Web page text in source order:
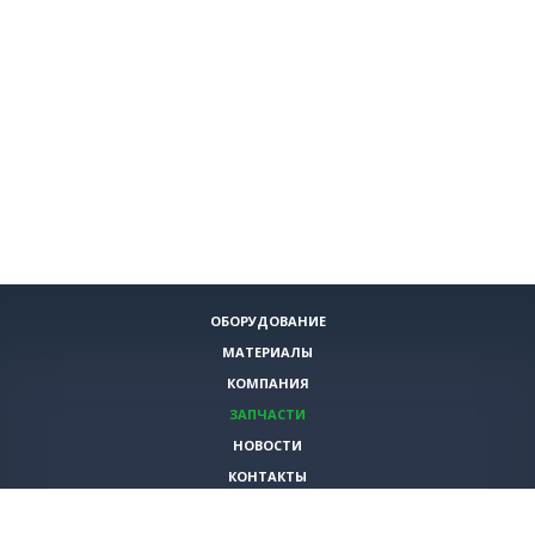
ОБОРУДОВАНИЕ
МАТЕРИАЛЫ
КОМПАНИЯ
ЗАПЧАСТИ
НОВОСТИ
КОНТАКТЫ